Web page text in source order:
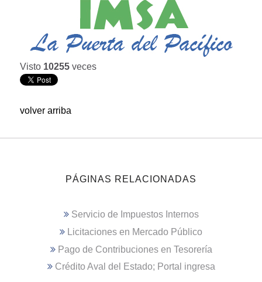
Visto 10255 veces
volver arriba
PÁGINAS RELACIONADAS
Servicio de Impuestos Internos
Licitaciones en Mercado Público
Pago de Contribuciones en Tesorería
Crédito Aval del Estado; Portal ingresa